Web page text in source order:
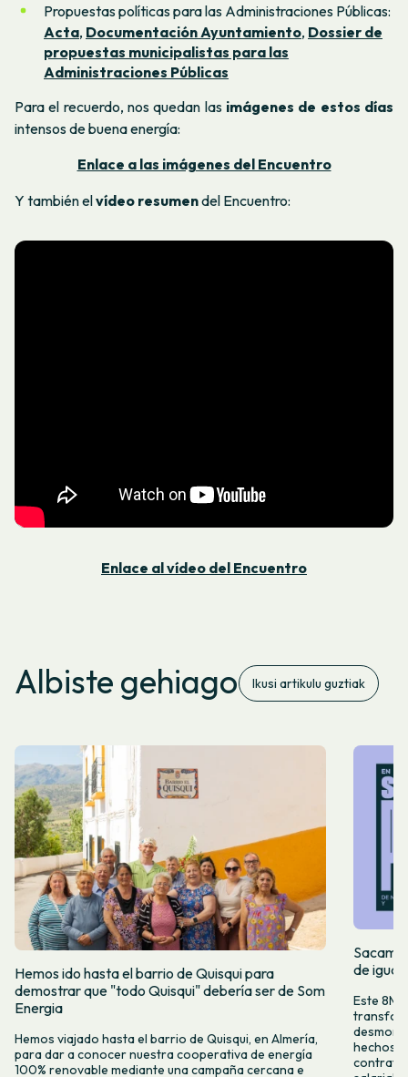
Propuestas políticas para las Administraciones Públicas:
Acta, Documentación Ayuntamiento, Dossier de
propuestas municipalistas para las
Administraciones Públicas
Para el recuerdo, nos quedan las imágenes de estos días
intensos de buena energía:
Enlace a las imágenes del Encuentro
Y también elvídeo resumendel Encuentro:
Enlace al vídeo del Encuentro
Albiste gehiago Ikusi artikulu guztiak
Hemos ido hasta el barrio de Quisqui para
demostrar que "todo Quisqui" debería ser de Som
Energia
Hemos viajado hasta el barrio de Quisqui, en Almería,
para dar a conocer nuestra cooperativa de energía
100% renovable mediante una campaña cercana e
de
Este 8M,
hechos y